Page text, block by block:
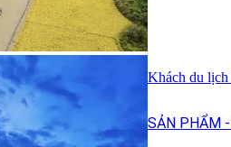
Khách du lịch
SẢN PHẨM